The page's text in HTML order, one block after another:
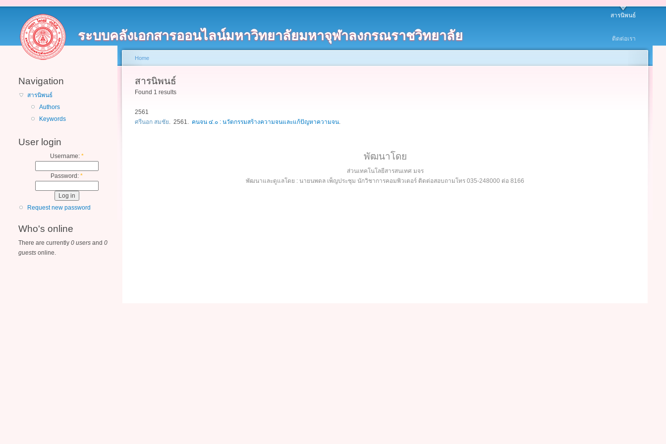
ระบบคลังเอกสารออนไลน์มหาวิทยาลัยมหาจุฬาลงกรณราชวิทยาลัย
สารนิพนธ์
ติดต่อเรา
Navigation
สารนิพนธ์
Authors
Keywords
User login
Username: *
Password: *
Request new password
Who's online
There are currently 0 users and 0
guests online.
Home
สารนิพนธ์
Found 1 results
2561
ศรีนอก สมชัย. 2561. คนจน ๔.๐ : นวัตกรรมสร้างความจนและแก้ปัญหาความจน.
พัฒนาโดย
ส่วนเทคโนโลยีสารสนเทศ มจร
พัฒนาและดูแลโดย : นายนพดล เพ็ญประชุม นักวิชาการคอมพิวเตอร์ ติดต่อสอบถามโทร 035-248000 ต่อ 8166